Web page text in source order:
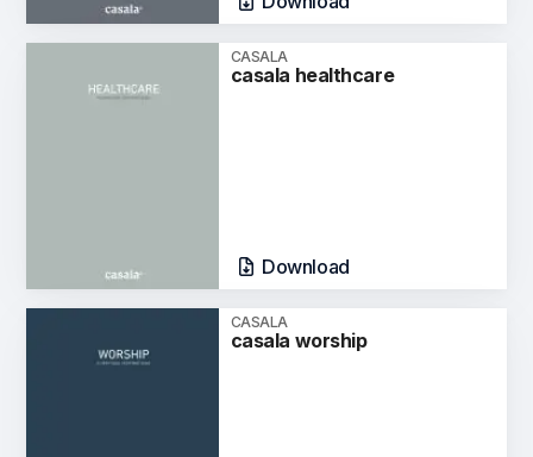
CASALA
casala healthcare
Download
CASALA
casala worship